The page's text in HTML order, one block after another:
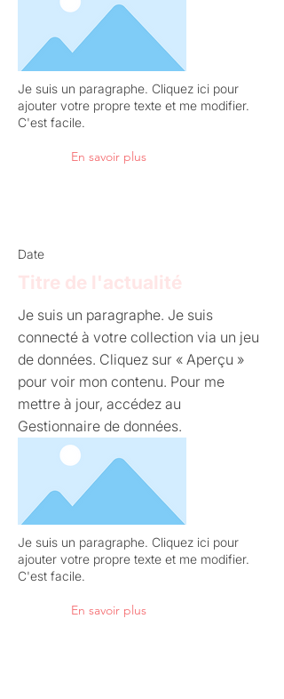
Je suis un paragraphe. Cliquez ici pour
ajouter votre propre texte et me modifier.
C'est facile.
En savoir plus
Date
Titre de l'actualité
Je suis un paragraphe. Je suis
connecté à votre collection via un jeu
de données. Cliquez sur « Aperçu »
pour voir mon contenu. Pour me
mettre à jour, accédez au
Gestionnaire de données.
Je suis un paragraphe. Cliquez ici pour
ajouter votre propre texte et me modifier.
C'est facile.
En savoir plus